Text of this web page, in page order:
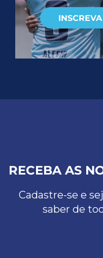
RECEBA AS
Cadastre-se e
saber de